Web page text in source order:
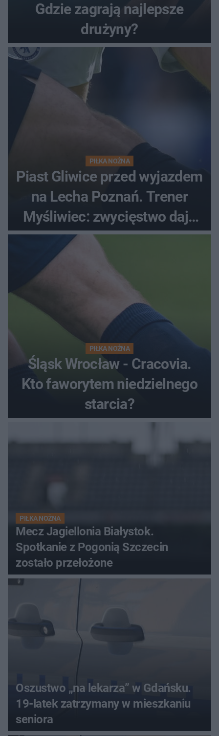
Gdzie zagrają najlepsze
drużyny?
PIŁKA NOŻNA
Piast Gliwice przed wyjazdem
na Lecha Poznań. Trener
Myśliwiec: zwycięstwo daje
satysfakcję
PIŁKA NOŻNA
Śląsk Wrocław - Cracovia.
Kto faworytem niedzielnego
starcia?
PIŁKA NOŻNA
Mecz Jagiellonia Białystok.
Spotkanie z Pogonią Szczecin
zostało przełożone
Oszustwo „na lekarza” w Gdańsku.
19-latek zatrzymany w mieszkaniu
seniora